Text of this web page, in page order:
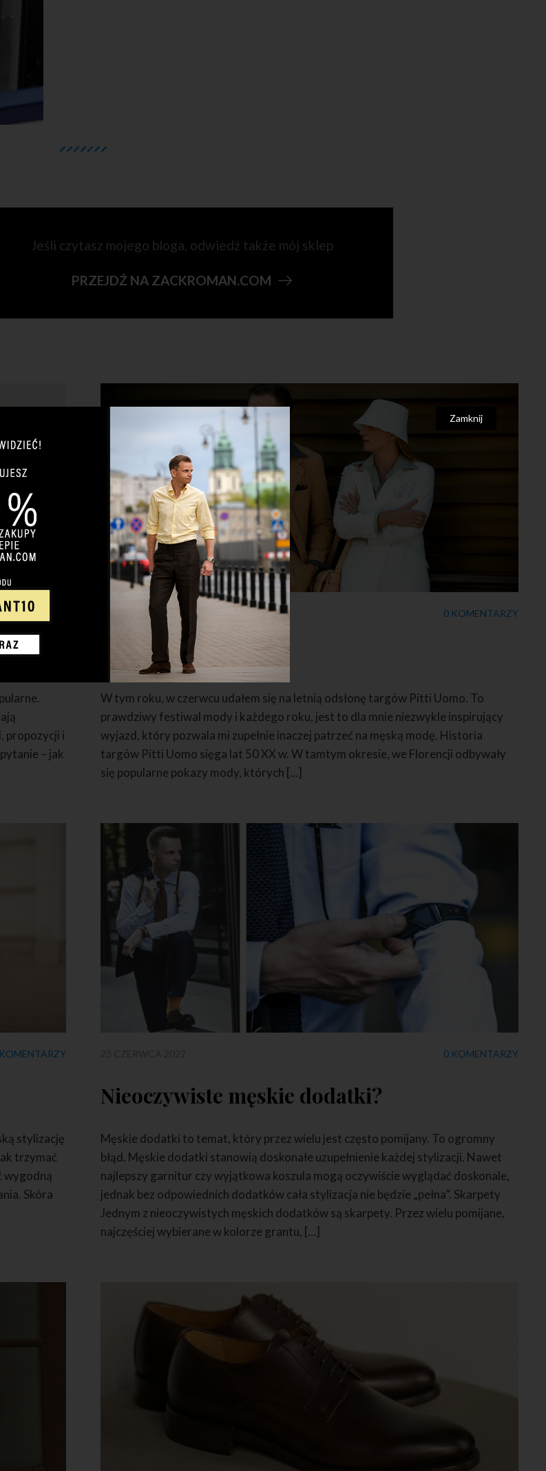
Jeśli czytasz mojego bloga, odwiedź także mój sklep
PRZEJDŹ NA ZACKROMAN.COM
propozycji i
– jak
6 LIPCA 2022 0 KOMENTARZY
Pitti Uomo 2022
W tym roku, w czerwcu udałem się na letnią odsłonę targów Pitti Uomo. To
prawdziwy festiwal mody i każdego roku, jest to dla mnie niezwykle inspirujący
wyjazd, który pozwala mi zupełnie inaczej patrzeć na męską modę. Historia
targów Pitti Uomo sięga lat 50 XX w. W tamtym okresie, we Florencji odbywały
się popularne pokazy mody, których […]
stylizację
trzymać
wygodną
Skóra
0 KOMENTARZY
Nieoczywiste męskie dodatki?
Męskie dodatki to temat, który przez wielu jest często pomijany. To ogromny
błąd. Męskie dodatki stanowią doskonałe uzupełnienie każdej stylizacji. Nawet
najlepszy garnitur czy wyjątkowa koszula mogą oczywiście wyglądać doskonale,
jednak bez odpowiednich dodatków cała stylizacja nie będzie „pełna”. Skarpety
Jednym z nieoczywistych męskich dodatków są skarpety. Przez wielu pomijane,
najczęściej wybierane w kolorze grantu, […]
Zamknij